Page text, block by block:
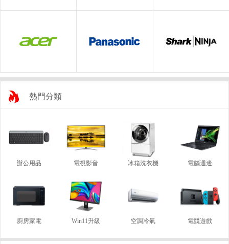
熱門分類
辦公用品 電視影音 冰箱洗衣機 電腦週邊
廚房家電 Win11升級 空調冷氣 電競遊戲